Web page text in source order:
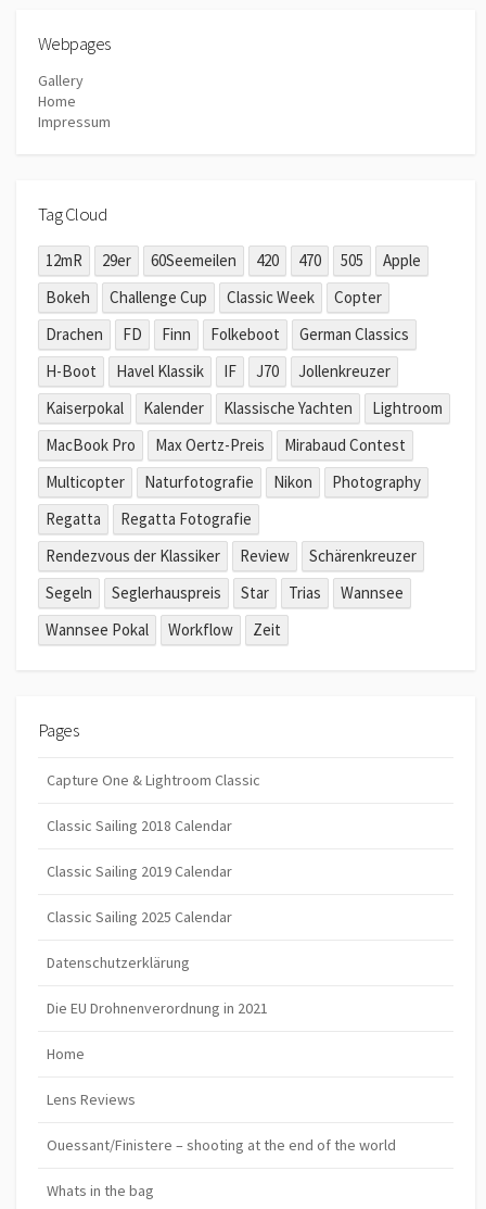
Webpages
Gallery
Home
Impressum
Tag Cloud
12mR 29er 60Seemeilen 420 470 505
Apple
Bokeh
Challenge Cup Classic Week
Copter
Drachen
FD Finn Folkeboot
German Classics
H-Boot
Havel Klassik IF J70
Jollenkreuzer
Kaiserpokal
Kalender Klassische Yachten
Lightroom
MacBook Pro
Max Oertz-Preis
Mirabaud Contest
Multicopter
Naturfotografie Nikon
Photography
Regatta
Regatta Fotografie
Rendezvous der Klassiker
Review
Schärenkreuzer
Segeln
Seglerhauspreis Star Trias
Wannsee
Wannsee Pokal
Workflow Zeit
Pages
Capture One & Lightroom Classic
Classic Sailing 2018 Calendar
Classic Sailing 2019 Calendar
Classic Sailing 2025 Calendar
Datenschutzerklärung
Die EU Drohnenverordnung in 2021
Home
Lens Reviews
Ouessant/Finistere – shooting at the end of the world
Whats in the bag